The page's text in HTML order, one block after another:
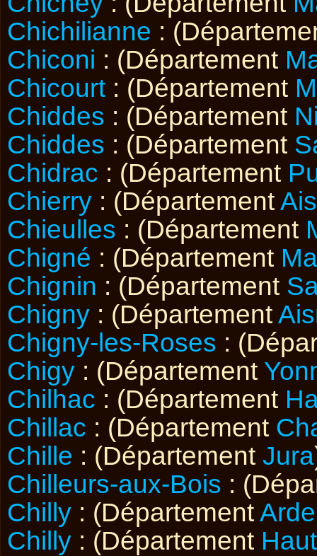
Chichilianne :
Chiconi : (Département
Chicourt : (Département
Chiddes : (Département
Chiddes : (Département
Chidrac : (Département
Chierry : (Département
Chieulles : (Département
Chigné : (Département
Chignin : (Département
Chigny : (Département
Chigny-les-Roses :
Chigy : (Département
Chilhac : (Département
Chillac : (Département
Chille : (Département Jura
Chilleurs-aux-Bois :
Chilly : (Département
Chilly : (Département